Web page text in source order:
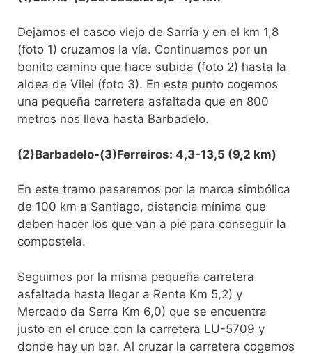
Dejamos el casco viejo de Sarria y en el km 1,8
(foto 1) cruzamos la vía. Continuamos por un
bonito camino que hace subida (foto 2) hasta la
aldea de Vilei (foto 3). En este punto cogemos
una pequeña carretera asfaltada que en 800
metros nos lleva hasta Barbadelo.
(2)Barbadelo-(3)Ferreiros: 4,3-13,5 (9,2 km)
En este tramo pasaremos por la marca simbólica
de 100 km a Santiago, distancia mínima que
deben hacer los que van a pie para conseguir la
compostela.
Seguimos por la misma pequeña carretera
asfaltada hasta llegar a Rente Km 5,2) y
Mercado da Serra Km 6,0) que se encuentra
justo en el cruce con la carretera LU-5709 y
donde hay un bar. Al cruzar la carretera cogemos